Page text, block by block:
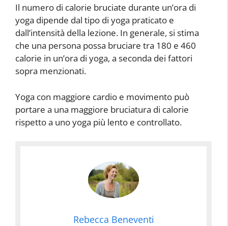
Il numero di calorie bruciate durante un’ora di
yoga dipende dal tipo di yoga praticato e
dall’intensità della lezione. In generale, si stima
che una persona possa bruciare tra 180 e 460
calorie in un’ora di yoga, a seconda dei fattori
sopra menzionati.
Yoga con maggiore cardio e movimento può
portare a una maggiore bruciatura di calorie
rispetto a uno yoga più lento e controllato.
Rebecca Beneventi